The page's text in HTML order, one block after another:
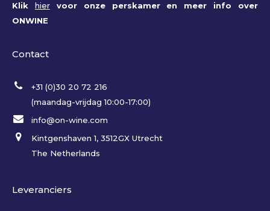
Klik hiervoor onze perskamer en meer info over
ONWINE
Contact
+31 (0)30 20 72 216
(maandag-vrijdag 10:00-17:00)
info@on-wine.com
Kintgenshaven 1, 3512GX Utrecht
The Netherlands
Leveranciers